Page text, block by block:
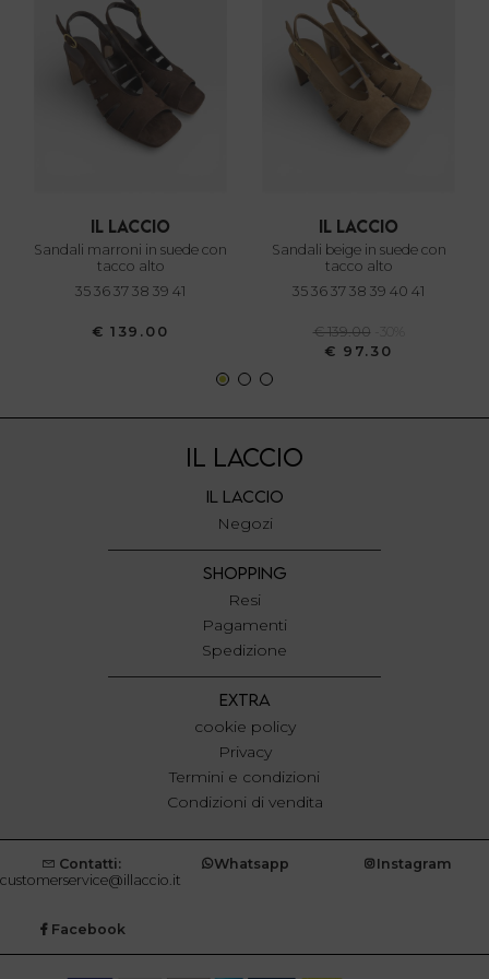
e imposta le tue preferenze nella
sezione dettagli
modificare o ritirare il tuo consenso in qualsiasi momento
dalla Dichiarazione sui cookie.
Utilizziamo i cookie per personalizzare contenuti ed
annunci, per fornire funzionalità dei social media e per
pubblicità e social media, i quali potrebbero combinarle
con altre informazioni che ha fornito loro o che hanno
raccolto dal suo utilizzo dei loro servizi.
il laccio
sandali marroni in suede con
tacco alto
35 36 37 38 39 41
€ 139.00
il laccio
sandali beige in suede con
tacco alto
35 36 37 38 39 40 41
€ 139.00
-30%
€ 97.30
IL LACCIO
IL LACCIO
Negozi
SHOPPING
Resi
Pagamenti
Spedizione
EXTRA
cookie policy
Privacy
Termini e condizioni
Condizioni di vendita
Contatti:
customerservice@illaccio.it
Whatsapp Instagram
Facebook